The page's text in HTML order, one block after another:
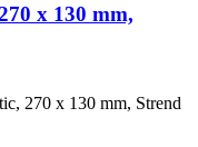
x 130 mm,
270 x 130 mm, Strend